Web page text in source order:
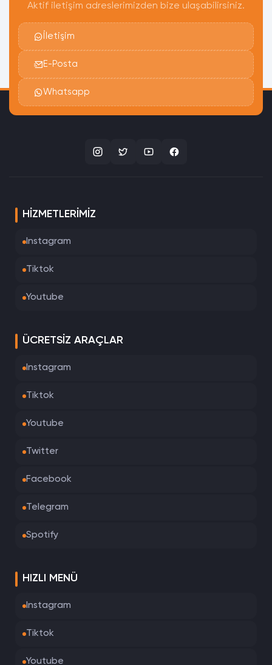
Aktif iletişim adreslerimizden bize ulaşabilirsiniz.
İletişim
E-Posta
Whatsapp
HIZMETLERIMIZ
Instagram
Tiktok
Youtube
ÜCRETSIZ ARAÇLAR
Instagram
Tiktok
Youtube
Twitter
Facebook
Telegram
Spotify
HIZLI MENÜ
Instagram
Tiktok
Youtube